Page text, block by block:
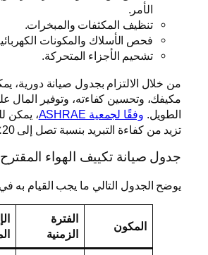
الأمر.
تنظيف المكثفات والمبخرات.
فحص الأسلاك والمكونات
تشحيم الأجزاء المتحركة.
من خلال الالتزام بجدول صيانة دورية،
مكيفك، وتحسين كفاءته، وتوفير المال
الطويل. وفقًا لجمعية ASHRAE
، يمكن
تزيد من كفاءة التبريد بنسبة تصل إلى 20٪.
جدول صيانة تكييف الهواء المقترح
يوضح الجدول التالي ما يجب القيام به
المكون
الفترة
الزمنية